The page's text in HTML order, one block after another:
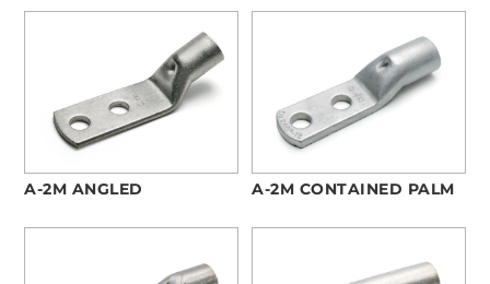
A-2M ANGLED A-2M CONTAINED PALM